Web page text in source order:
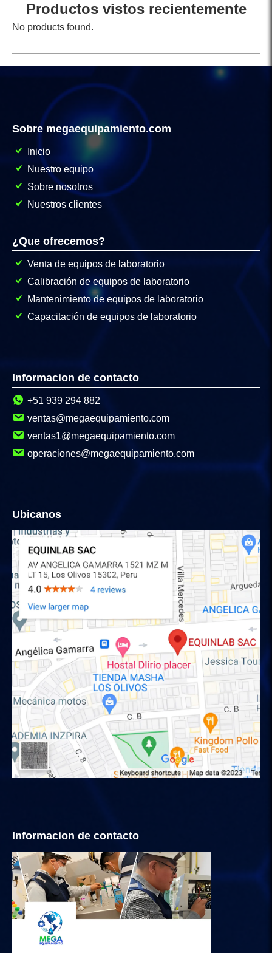
Productos vistos recientemente
No products found.
Sobre megaequipamiento.com
Inicio
Nuestro equipo
Sobre nosotros
Nuestros clientes
¿Que ofrecemos?
Venta de equipos de laboratorio
Calibración de equipos de laboratorio
Mantenimiento de equipos de laboratorio
Capacitación de equipos de laboratorio
Informacion de contacto
+51 939 294 882
ventas@megaequipamiento.com
ventas1@megaequipamiento.com
operaciones@megaequipamiento.com
Ubicanos
Informacion de contacto